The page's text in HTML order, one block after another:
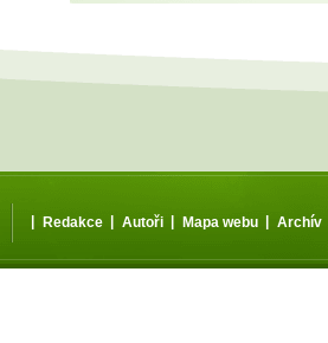
| Redakce | Autoři | Mapa webu | Archív